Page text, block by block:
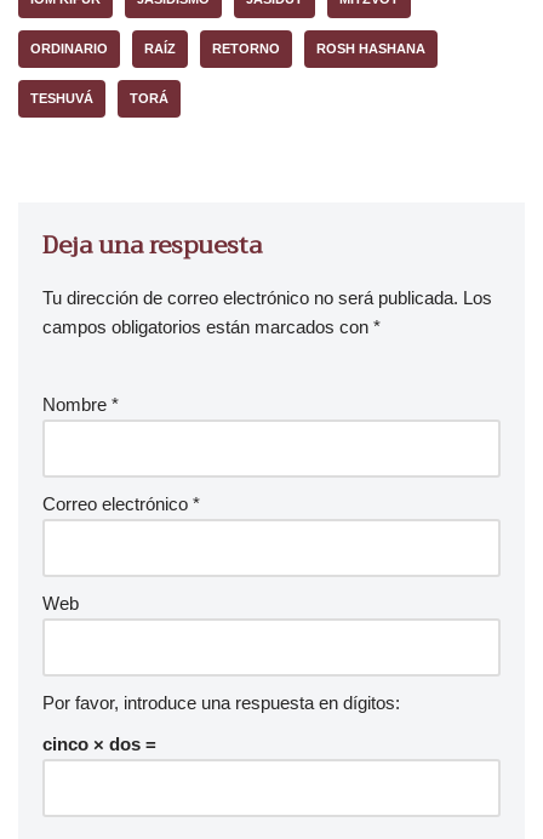
o
d
e
ORDINARIO RAÍZ RETORNO ROSH HASHANA
TESHUVÁ TORÁ
Deja una respuesta
Tu dirección de correo electrónico no será publicada. Los
campos obligatorios están marcados con *
Nombre *
Correo electrónico *
Web
Por favor, introduce una respuesta en dígitos:
cinco × dos =